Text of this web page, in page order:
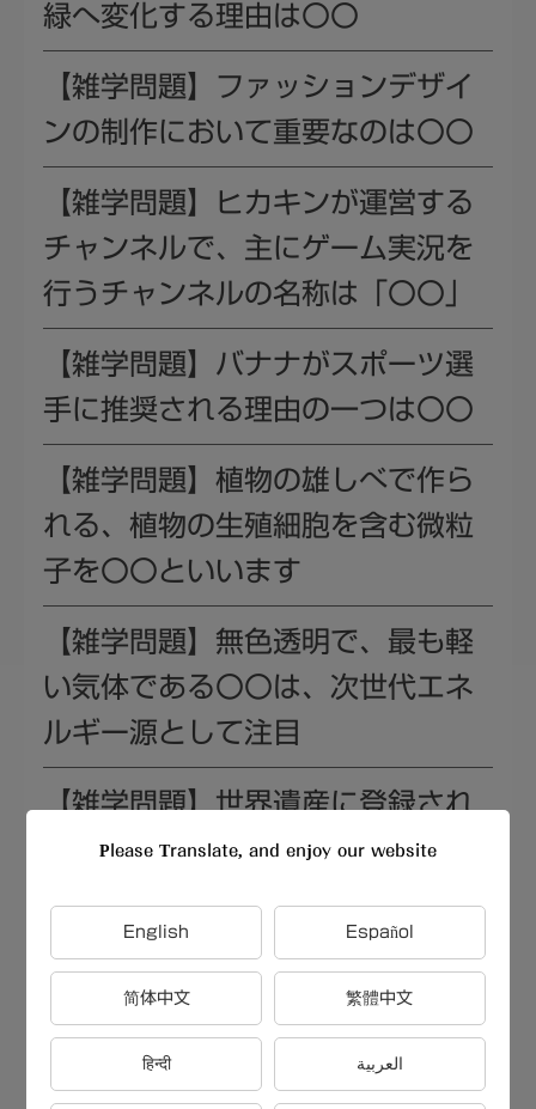
緑へ変化する理由は〇〇
【雑学問題】ファッションデザイ
ンの制作において重要なのは〇〇
【雑学問題】ヒカキンが運営する
チャンネルで、主にゲーム実況を
行うチャンネルの名称は「〇〇」
【雑学問題】バナナがスポーツ選
手に推奨される理由の一つは〇〇
【雑学問題】植物の雄しべで作ら
れる、植物の生殖細胞を含む微粒
子を〇〇といいます
【雑学問題】無色透明で、最も軽
い気体である〇〇は、次世代エネ
ルギー源として注目
【雑学問題】世界遺産に登録され
た日本の森は〇〇
【雑学問題】世界の異なる文化で
発展した、蜂蜜を発酵させて作る
お酒は〇〇
【雑学問題】唐辛子摂取による健
Please Translate, and enjoy our website
English Español
简体中文 繁體中文
हिन्दी العربية